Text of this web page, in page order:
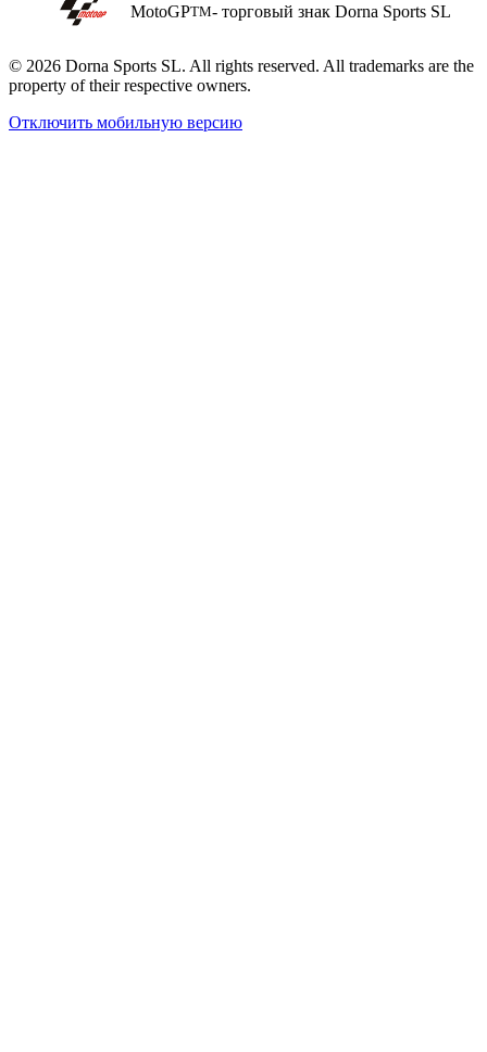
MotoGPTM- торговый знак Dorna Sports SL
© 2026 Dorna Sports SL. All rights reserved. All trademarks are the
property of their respective owners.
Отключить мобильную версию